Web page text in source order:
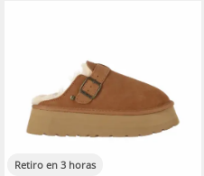
Retiro en 3 horas